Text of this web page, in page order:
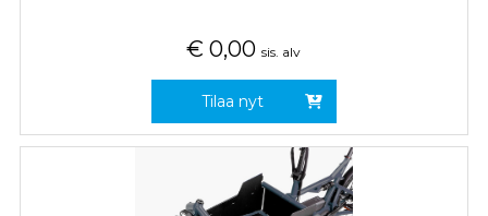
€ 0,00 sis. alv
Tilaa nyt